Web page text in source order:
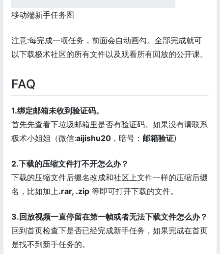
移动端新手任务图
注意:每完成一项任务，前面会自动画勾。全部完成就可
以下载极术社区的所有文件以及观看所有回放的公开课。
FAQ
1.绑定邮箱未收到验证码。
首先先查看下垃圾邮箱里是否有验证码。如果没有请联系
极术小姐姐（微信:aijishu20 ，暗号： 邮箱验证)
2.下载的压缩文件打不开怎么办？
下载的压缩文件后缀名改成和社区上文件一样的压缩后缀
名，比如加上.rar, .zip 等即可打开下载的文件。
3.回放视频一直停留在第一帧或者无法下载文件怎么办？
回到首页检查下是否已经完成新手任务，如果完成在首页
是找不到新手任务的。